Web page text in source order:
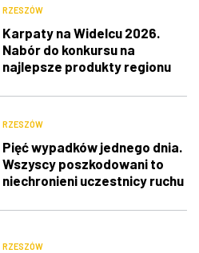
RZESZÓW
Karpaty na Widelcu 2026.
Nabór do konkursu na
najlepsze produkty regionu
RZESZÓW
Pięć wypadków jednego dnia.
Wszyscy poszkodowani to
niechronieni uczestnicy ruchu
RZESZÓW